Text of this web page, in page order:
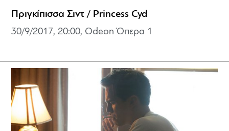
Πριγκίπισσα Σιντ / Princess Cyd
30/9/2017, 20:00, Odeon Όπερα 1